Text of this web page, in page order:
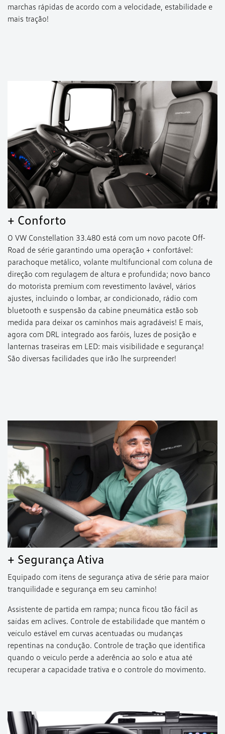
marchas rápidas de acordo com a velocidade, estabilidade e
mais tração!
+ Conforto
O VW Constellation 33.480 está com um novo pacote Off-
Road de série garantindo uma operação + confortável:
parachoque metálico, volante multifuncional com coluna de
direção com regulagem de altura e profundida; novo banco
do motorista premium com revestimento lavável, vários
ajustes, incluindo o lombar, ar condicionado, rádio com
bluetooth e suspensão da cabine pneumática estão sob
medida para deixar os caminhos mais agradáveis! E mais,
agora com DRL integrado aos faróis, luzes de posição e
lanternas traseiras em LED: mais visibilidade e segurança!
São diversas facilidades que irão lhe surpreender!
+ Segurança Ativa
Equipado com itens de segurança ativa de série para maior
tranquilidade e segurança em seu caminho!
Assistente de partida em rampa; nunca ficou tão fácil as
saídas em aclives. Controle de estabilidade que mantém o
veículo estável em curvas acentuadas ou mudanças
repentinas na condução. Controle de tração que identifica
quando o veículo perde a aderência ao solo e atua até
recuperar a capacidade trativa e o controle do movimento.